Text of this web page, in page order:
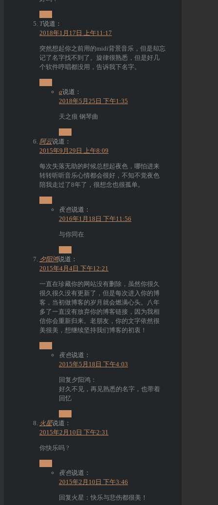
T说道：
2018年1月17日 上午11:17
突然想起你之前用的midi背景音乐，但是却忘
记了名字找不到了。旋律很熟悉，但是好几
个软件哼唱都没用，告诉我下名字。
a说道：
2018年5月25日 下午1:35
天之痕 钢琴曲
阿云说道：
2015年9月29日 上午8:09
每次失落无助的时候总想起夜色，哪怕进来
转转听听音乐心情都会很好，不知不觉夜色
陪我走过了8年了，很想念也很孤单。
夜色说道：
2016年1月18日 下午11:56
与你同在
夕阳鸿说道：
2015年4月4日 下午12:21
一直在珍藏你的网站没有删除，虽然你很久
很久很久没有更新了，但是每次进入你的博
客，当初做博客的岁月就会燃满心头。八年
多了一直没有放弃你的博客链接，因为我相
信你会重新归来。老朋友，你的文字依然很
美很美，想继续坚持我们博客的初衷！
夜色说道：
2015年5月18日 下午4:03
回复夕阳鸿：
好久不见，再见熟悉的名字，也带着
回忆
火星说道：
2015年2月10日 下午2:31
你快乐吗 ?
夜色说道：
2015年2月10日 下午3:46
回复火星：快乐与悲伤都很美！